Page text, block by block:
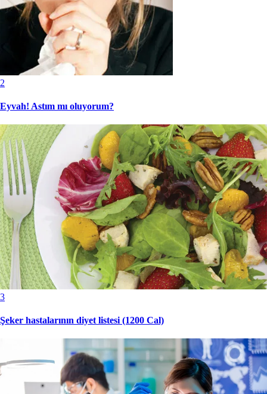
2
Eyvah! Astım mı oluyorum?
3
Şeker hastalarının diyet listesi (1200 Cal)